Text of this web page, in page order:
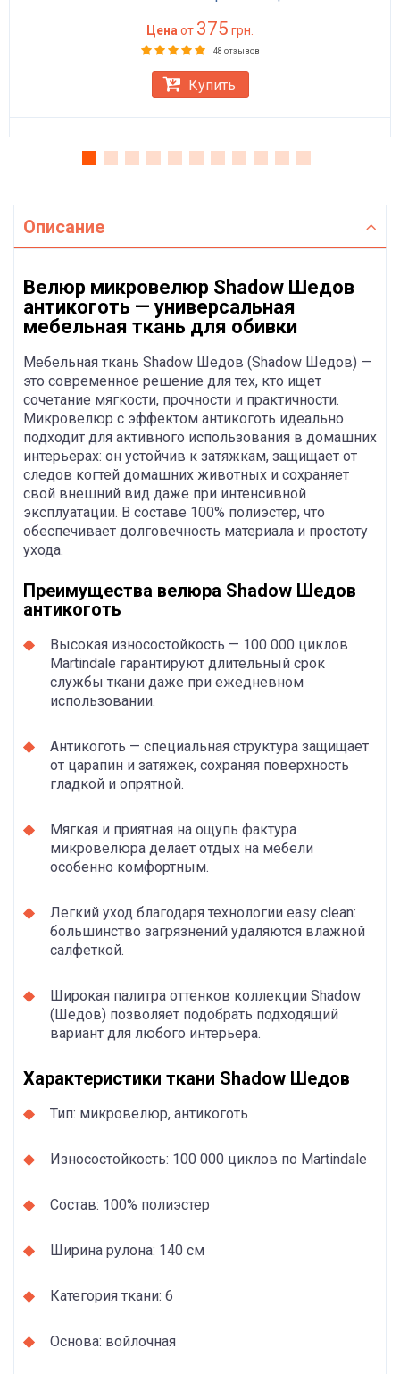
Цена от 375 грн.
48 отзывов
Купить
Описание
Велюр микровелюр Shadow Шедов
антикоготь — универсальная
мебельная ткань для обивки
Мебельная ткань Shadow Шедов (Shadow Шедов) —
это современное решение для тех, кто ищет
сочетание мягкости, прочности и практичности.
Микровелюр с эффектом антикоготь идеально
подходит для активного использования в домашних
интерьерах: он устойчив к затяжкам, защищает от
следов когтей домашних животных и сохраняет
свой внешний вид даже при интенсивной
эксплуатации. В составе 100% полиэстер, что
обеспечивает долговечность материала и простоту
ухода.
Преимущества велюра Shadow Шедов
антикоготь
Высокая износостойкость — 100 000 циклов
Martindale гарантируют длительный срок
службы ткани даже при ежедневном
использовании.
Антикоготь — специальная структура защищает
от царапин и затяжек, сохраняя поверхность
гладкой и опрятной.
Мягкая и приятная на ощупь фактура
микровелюра делает отдых на мебели
особенно комфортным.
Легкий уход благодаря технологии easy clean:
большинство загрязнений удаляются влажной
салфеткой.
Широкая палитра оттенков коллекции Shadow
(Шедов) позволяет подобрать подходящий
вариант для любого интерьера.
Характеристики ткани Shadow Шедов
Тип: микровелюр, антикоготь
Износостойкость: 100 000 циклов по Martindale
Состав: 100% полиэстер
Ширина рулона: 140 см
Категория ткани: 6
Основа: войлочная